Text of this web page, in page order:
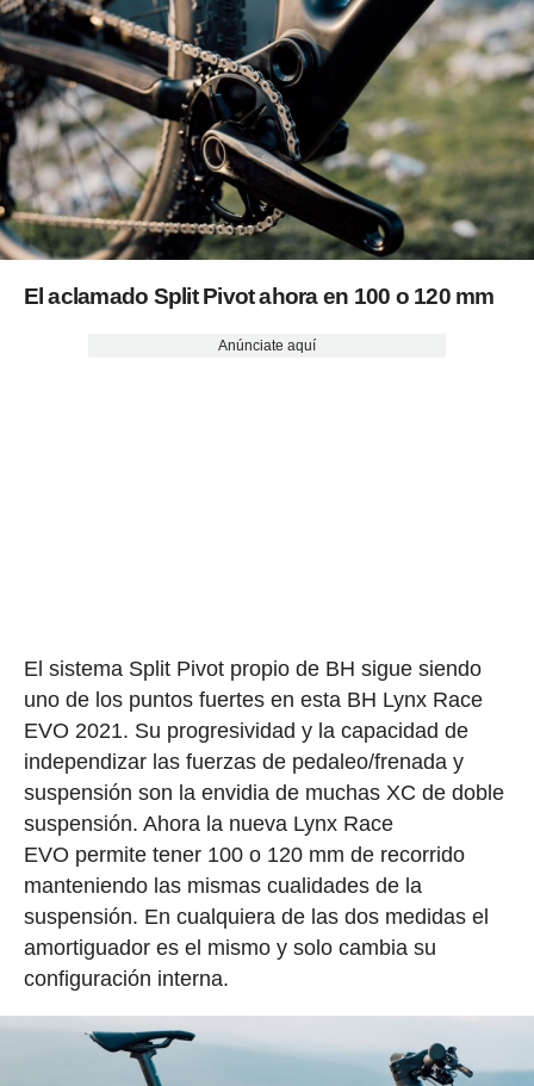
El aclamado Split Pivot ahora en 100 o 120 mm
Anúnciate aquí
El sistema Split Pivot propio de BH sigue siendo
uno de los puntos fuertes en esta BH Lynx Race
EVO 2021. Su progresividad y la capacidad de
independizar las fuerzas de pedaleo/frenada y
suspensión son la envidia de muchas XC de doble
suspensión. Ahora la nueva Lynx Race
EVO permite tener 100 o 120 mm de recorrido
manteniendo las mismas cualidades de la
suspensión. En cualquiera de las dos medidas el
amortiguador es el mismo y solo cambia su
configuración interna.